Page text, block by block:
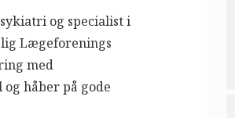
og specialist i
Lægeforenings
med
håber på gode